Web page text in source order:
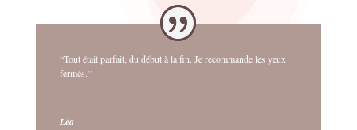
“Tout était parfait, du début à la fin. Je recommande les yeux
fermés.”
Léa